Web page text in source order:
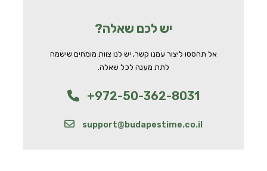
יש לכם שאלה?
אל תהססו ליצור עמנו קשר, יש לנו צוות מומחים שישמח
לתת מענה לכל שאלה.
+972-50-362-8031
support@budapestime.co.il